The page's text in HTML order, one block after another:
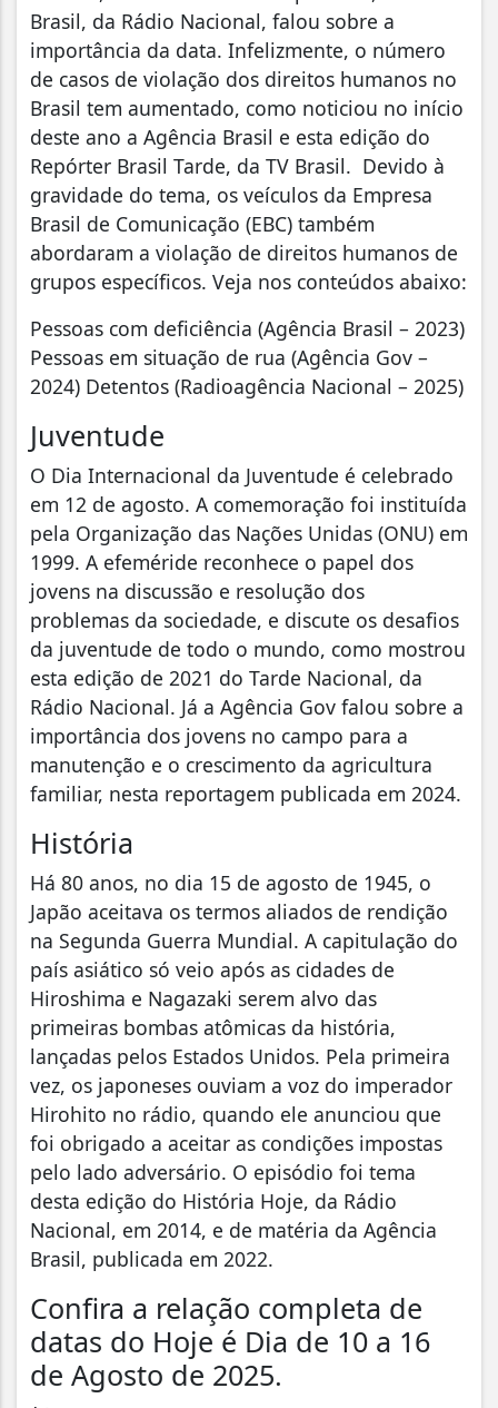
Brasil, da Rádio Nacional, falou sobre a
importância da data. Infelizmente, o número
de casos de violação dos direitos humanos no
Brasil tem aumentado, como noticiou no início
deste ano a Agência Brasil e esta edição do
Repórter Brasil Tarde, da TV Brasil. Devido à
gravidade do tema, os veículos da Empresa
Brasil de Comunicação (EBC) também
abordaram a violação de direitos humanos de
grupos específicos. Veja nos conteúdos abaixo:
Pessoas com deficiência (Agência Brasil – 2023)
Pessoas em situação de rua (Agência Gov –
2024) Detentos (Radioagência Nacional – 2025)
Juventude
O Dia Internacional da Juventude é celebrado
em 12 de agosto. A comemoração foi instituída
pela Organização das Nações Unidas (ONU) em
1999. A efeméride reconhece o papel dos
jovens na discussão e resolução dos
problemas da sociedade, e discute os desafios
da juventude de todo o mundo, como mostrou
esta edição de 2021 do Tarde Nacional, da
Rádio Nacional. Já a Agência Gov falou sobre a
importância dos jovens no campo para a
manutenção e o crescimento da agricultura
familiar, nesta reportagem publicada em 2024.
História
Há 80 anos, no dia 15 de agosto de 1945, o
Japão aceitava os termos aliados de rendição
na Segunda Guerra Mundial. A capitulação do
país asiático só veio após as cidades de
Hiroshima e Nagazaki serem alvo das
primeiras bombas atômicas da história,
lançadas pelos Estados Unidos. Pela primeira
vez, os japoneses ouviam a voz do imperador
Hirohito no rádio, quando ele anunciou que
foi obrigado a aceitar as condições impostas
pelo lado adversário. O episódio foi tema
desta edição do História Hoje, da Rádio
Nacional, em 2014, e de matéria da Agência
Brasil, publicada em 2022.
Confira a relação completa de
datas do Hoje é Dia de 10 a 16
de Agosto de 2025.